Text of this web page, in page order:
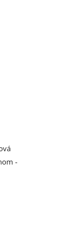
-